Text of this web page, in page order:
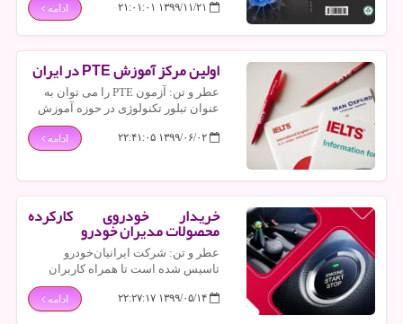
ادامه
اولین مركز آموزش PTE در ایران
عطر و تن: آزمون PTE را می توان به
عنوان تبلور تكنولوژی در حوزه آموزش
زبان و آزمون های زبان دانست.
۱۳۹۹/۰۶/۰۲ ۲۲:۴۱:۰۵ ادامه
خریدار خودروی كاركرده
محصولات مدیران خودرو
عطر و تن: شركت ایرانیان‌خودرو
تاسیس شده است تا همراه كاربران
باشد و دست یاری با همه افرادی كه از
محصولات مدیران‌خودرو استفاده
۱۳۹۹/۰۵/۱۴ ۲۲:۲۷:۱۷ ادامه